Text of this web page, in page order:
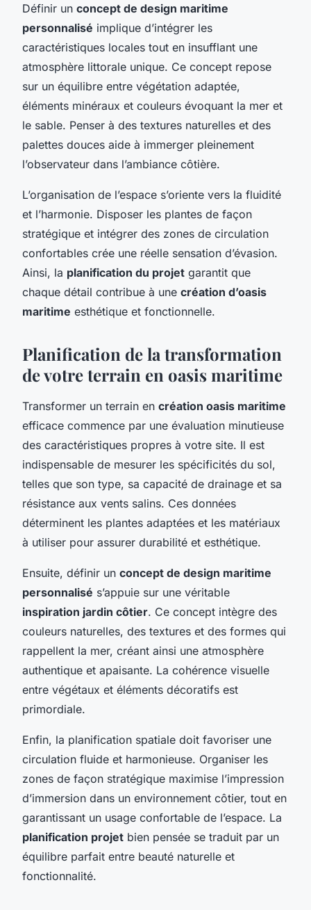
Définir un concept de design maritime
personnalisé implique d’intégrer les
caractéristiques locales tout en insufflant une
atmosphère littorale unique. Ce concept repose
sur un équilibre entre végétation adaptée,
éléments minéraux et couleurs évoquant la mer et
le sable. Penser à des textures naturelles et des
palettes douces aide à immerger pleinement
l’observateur dans l’ambiance côtière.
L’organisation de l’espace s’oriente vers la fluidité
et l’harmonie. Disposer les plantes de façon
stratégique et intégrer des zones de circulation
confortables crée une réelle sensation d’évasion.
Ainsi, la planification du projet garantit que
chaque détail contribue à une création d’oasis
maritime esthétique et fonctionnelle.
Planification de la transformation
de votre terrain en oasis maritime
Transformer un terrain en création oasis maritime
efficace commence par une évaluation minutieuse
des caractéristiques propres à votre site. Il est
indispensable de mesurer les spécificités du sol,
telles que son type, sa capacité de drainage et sa
résistance aux vents salins. Ces données
déterminent les plantes adaptées et les matériaux
à utiliser pour assurer durabilité et esthétique.
Ensuite, définir un concept de design maritime
personnalisé s’appuie sur une véritable
inspiration jardin côtier. Ce concept intègre des
couleurs naturelles, des textures et des formes qui
rappellent la mer, créant ainsi une atmosphère
authentique et apaisante. La cohérence visuelle
entre végétaux et éléments décoratifs est
primordiale.
Enfin, la planification spatiale doit favoriser une
circulation fluide et harmonieuse. Organiser les
zones de façon stratégique maximise l’impression
d’immersion dans un environnement côtier, tout en
garantissant un usage confortable de l’espace. La
planification projet bien pensée se traduit par un
équilibre parfait entre beauté naturelle et
fonctionnalité.